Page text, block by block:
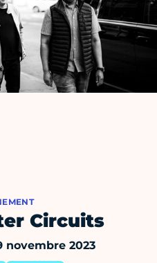
Circuits
novembre 2023